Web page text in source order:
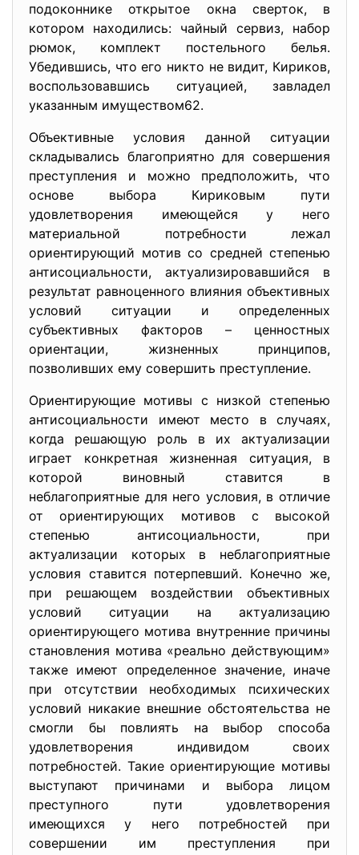
подоконнике открытое окна сверток, в
котором находились: чайный сервиз, набор
рюмок, комплект постельного белья.
Убедившись, что его никто не видит, Кириков,
воспользовавшись ситуацией, завладел
указанным имуществом62.
Объективные условия данной ситуации
складывались благоприятно для совершения
преступления и можно предположить, что
основе выбора Кириковым пути
удовлетворения имеющейся у него
материальной потребности лежал
ориентирующий мотив со средней степенью
антисоциальности, актуализировавшийся в
результат равноценного влияния объективных
условий ситуации и определенных
субъективных факторов – ценностных
ориентации, жизненных принципов,
позволивших ему совершить преступление.
Ориентирующие мотивы с низкой степенью
антисоциальности имеют место в случаях,
когда решающую роль в их актуализации
играет конкретная жизненная ситуация, в
которой виновный ставится в
неблагоприятные для него условия, в отличие
от ориентирующих мотивов с высокой
степенью антисоциальности, при
актуализации которых в неблагоприятные
условия ставится потерпевший. Конечно же,
при решающем воздействии объективных
условий ситуации на актуализацию
ориентирующего мотива внутренние причины
становления мотива «реально действующим»
также имеют определенное значение, иначе
при отсутствии необходимых психических
условий никакие внешние обстоятельства не
смогли бы повлиять на выбор способа
удовлетворения индивидом своих
потребностей. Такие ориентирующие мотивы
выступают причинами и выбора лицом
преступного пути удовлетворения
имеющихся у него потребностей при
совершении им преступления при